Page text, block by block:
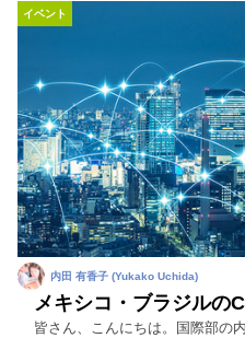
イベント
内田 有香子 (Yukako Uchida)
メキシコ・ブラジルの
皆さん、こんにちは。国際部の